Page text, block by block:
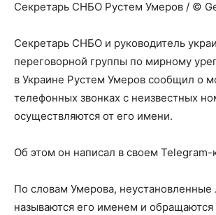
Секретарь СНБО Рустем Умеров / ©
Секретарь СНБО и руководитель
переговорной группы по мирному
в Украине Рустем Умеров сообщил о
телефонных звонках с неизвестных
осуществляются от его имени.
Об этом он написал в своем Telegram-
По словам Умерова, неустановленные
называются его именем и обращаются